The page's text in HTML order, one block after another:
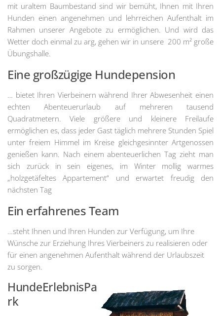
mit uraltem Baumbestand sind wir bemüht, Ihnen mit Ihren
Hunden einen angenehmen und lehrreichen Aufenthalt im
Rahmen unserer Angebote zu ermöglichen. Und wird das
Wetter doch einmal zu arg, gehen wir in unsere 200 m² große
Übungshalle.
Eine großzügige Hundepension
… bietet Ihren Vierbeinern während Ihrer Abwesenheit einen
echten Abenteuerurlaub auf mehreren tausend
Quadratmetern. Viele größere und kleinere Freilaufe
ermöglichen es, dass jeder Gast täglich mehrere Stunden Spiel
unter freiem Himmel im Kreise gleichgesinnter Artgenossen
genießen kann. Nach einem abenteuerlichen Tag zieht man
sich zurück in sein eigenes, im Winter mollig warmes
„holzgetäfeltes Appartement“ und erwartet freudig den
nächsten Tag
Ein erfahrenes Team
…steht Ihnen und Ihren Hunden zur Verfügung, um Ihre
Wünsche zur Erziehung Ihres Vierbeiners zu realisieren oder
für einen angenehmen Aufenthalt während der Urlaubszeit
zu sorgen.
HundeErlebnisPa
rk